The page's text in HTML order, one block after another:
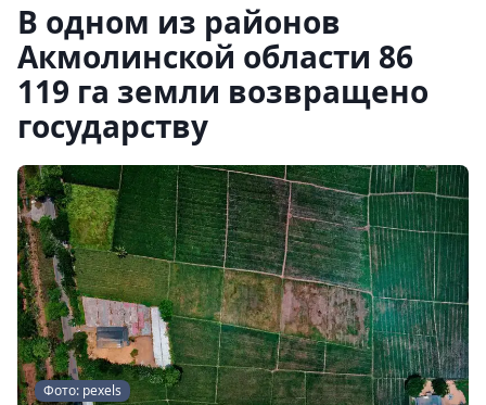
В одном из районов
Акмолинской области 86
119 га земли возвращено
государству
Фото: pexels